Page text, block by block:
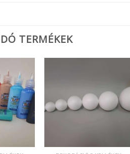
TERMÉKEK